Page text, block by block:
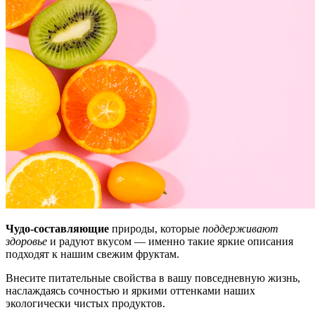
Чудо-составляющие природы, которые поддерживают
здоровье и радуют вкусом — именно такие яркие описания
подходят к нашим свежим фруктам.
Внесите питательные свойства в вашу повседневную жизнь,
наслаждаясь сочностью и яркими оттенками наших
экологически чистых продуктов.